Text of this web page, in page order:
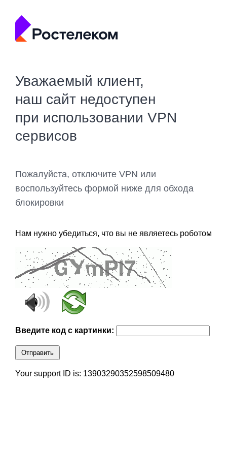
Уважаемый клиент,
наш сайт недоступен
при использовании VPN
сервисов
Пожалуйста, отключите VPN или
воспользуйтесь формой ниже для обхода
блокировки
Нам нужно убедиться, что вы не являетесь роботом
Введите код с картинки:
Отправить
Your support ID is: 13903290352598509480